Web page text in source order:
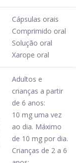
Cápsulas orais
Comprimido oral
Solução oral
Xarope oral
Adultos e
crianças a partir
de 6 anos:
10 mg uma vez
ao dia. Máximo
de 10 mg por dia.
Crianças de 2 a 6